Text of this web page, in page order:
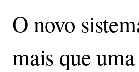
O novo
mais que